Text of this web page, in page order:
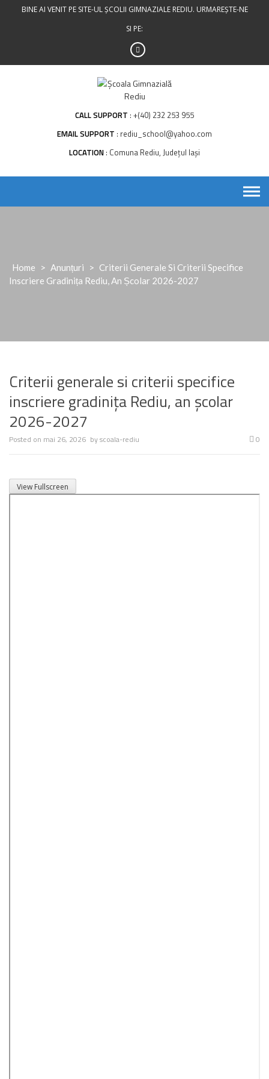
BINE AI VENIT PE SITE-UL ȘCOLII GIMNAZIALE REDIU. URMAREȘTE-NE
SI PE:
CALL SUPPORT +(40) 232 253 955
EMAIL SUPPORT rediu_school@yahoo.com
LOCATION Comuna Rediu, Județul Iași
Home > Anunțuri > Criterii Generale Si Criterii Specifice
Inscriere Gradinița Rediu, An Școlar 2026-2027
Criterii generale si criterii specifice
inscriere gradinița Rediu, an școlar
2026-2027
Posted on mai 26, 2026 byscoala-rediu 0
View Fullscreen